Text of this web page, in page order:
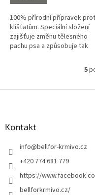
5
hvězdiček.
100% přírodní přípravek
klíšťatům. Speciální složení
zajišťuje změnu tělesného
pachu psa a způsobuje tak
5
Kontakt
info@bellfor-krmivo.cz
+420 774 681 779
https://
bellforkrmivo.cz/